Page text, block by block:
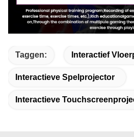
Taggen: Interactief
Interactieve Spelprojector
Interactieve